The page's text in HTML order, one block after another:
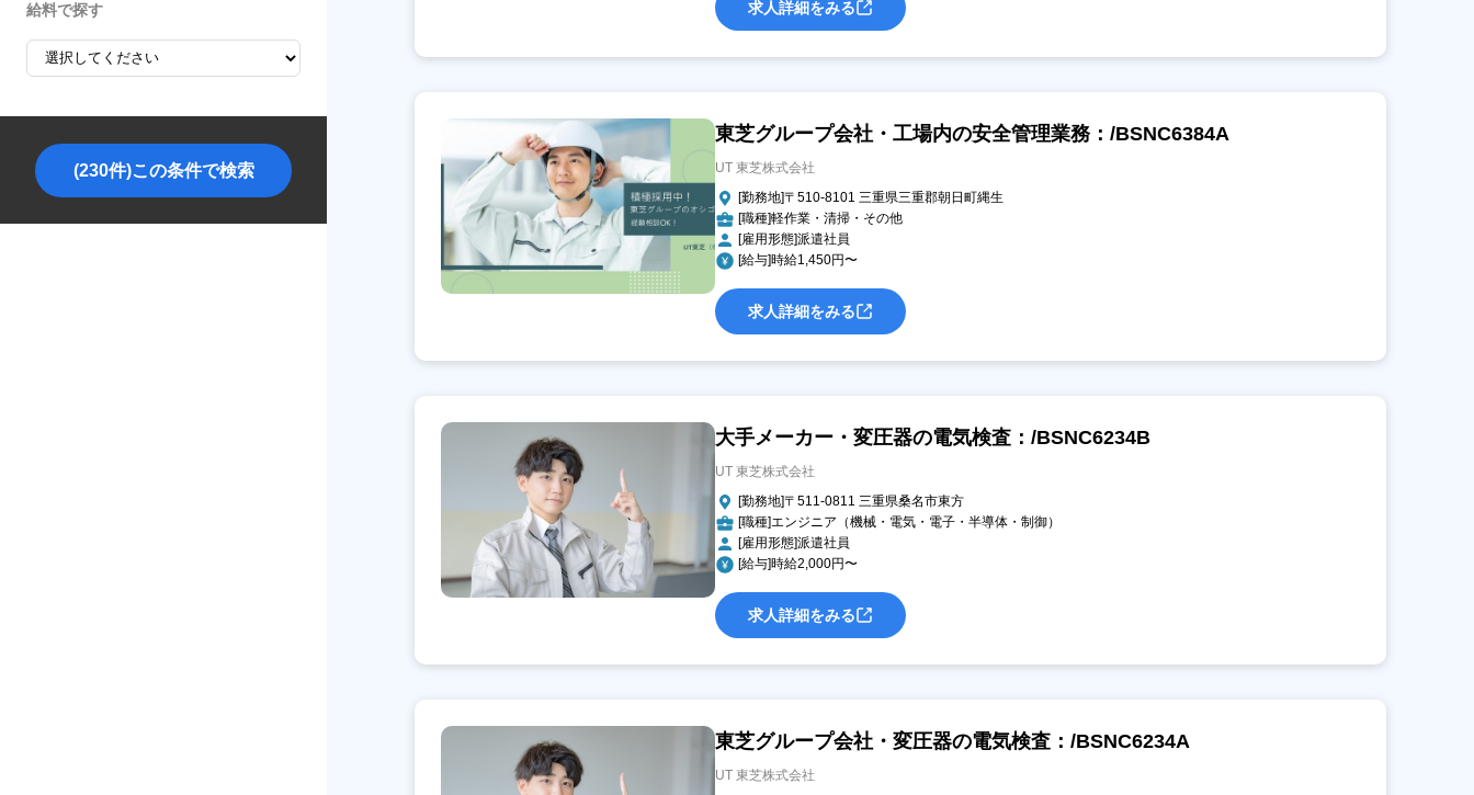
給料で探す
(230件)この条件で検索
求人詳細をみる
東芝グループ会社・工場内の安全管理業務：/BSNC6384A
UT 東芝株式会社
[勤務地]〒510-8101 三重県三重郡朝日町縄生
[職種]軽作業・清掃・その他
[雇用形態]派遣社員
[給与]時給1,450円〜
求人詳細をみる
大手メーカー・変圧器の電気検査：/BSNC6234B
UT 東芝株式会社
[勤務地]〒511-0811 三重県桑名市東方
[職種]エンジニア（機械・電気・電子・半導体・制御）
[雇用形態]派遣社員
[給与]時給2,000円〜
求人詳細をみる
東芝グループ会社・変圧器の電気検査：/BSNC6234A
UT 東芝株式会社